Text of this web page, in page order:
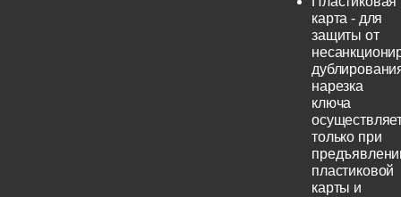
карта - для
защиты от
нарезка
ключа
только при
пластиковой
карты и